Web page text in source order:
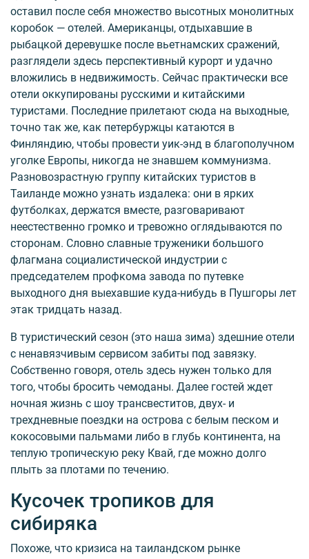
оставил после себя множество высотных монолитных
коробок — отелей. Американцы, отдыхавшие в
рыбацкой деревушке после вьетнамских сражений,
разглядели здесь перспективный курорт и удачно
вложились в недвижимость. Сейчас практически все
отели оккупированы русскими и китайскими
туристами. Последние прилетают сюда на выходные,
точно так же, как петербуржцы катаются в
Финляндию, чтобы провести уик-энд в благополучном
уголке Европы, никогда не знавшем коммунизма.
Разновозрастную группу китайских туристов в
Таиланде можно узнать издалека: они в ярких
футболках, держатся вместе, разговаривают
неестественно громко и тревожно оглядываются по
сторонам. Словно славные труженики большого
флагмана социалистической индустрии с
председателем профкома завода по путевке
выходного дня выехавшие куда-нибудь в Пушгоры лет
этак тридцать назад.
В туристический сезон (это наша зима) здешние отели
с ненавязчивым сервисом забиты под завязку.
Собственно говоря, отель здесь нужен только для
того, чтобы бросить чемоданы. Далее гостей ждет
ночная жизнь с шоу трансвеститов, двух- и
трехдневные поездки на острова с белым песком и
кокосовыми пальмами либо в глубь континента, на
теплую тропическую реку Квай, где можно долго
плыть за плотами по течению.
Кусочек тропиков для
сибиряка
Похоже, что кризиса на таиландском рынке